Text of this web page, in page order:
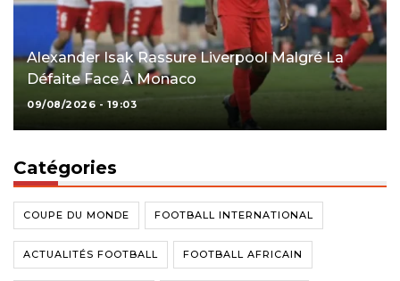
Alexander Isak Rassure Liverpool Malgré La
Défaite Face À Monaco
09/08/2026 - 19:03
Catégories
COUPE DU MONDE FOOTBALL INTERNATIONAL
ACTUALITÉS FOOTBALL FOOTBALL AFRICAIN